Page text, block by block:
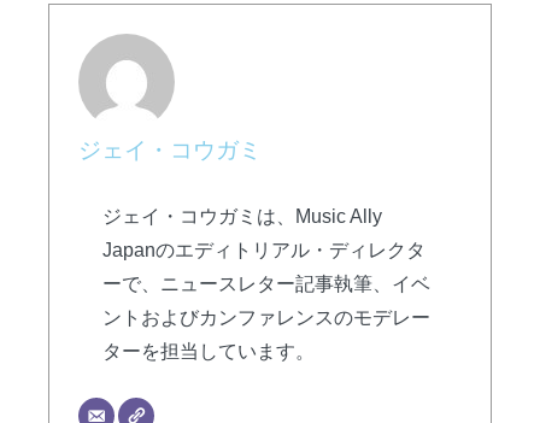
ジェイ・コウガミ
ジェイ・コウガミは、Music Ally
Japanのエディトリアル・ディレクタ
ーで、ニュースレター記事執筆、イベ
ントおよびカンファレンスのモデレー
ターを担当しています。